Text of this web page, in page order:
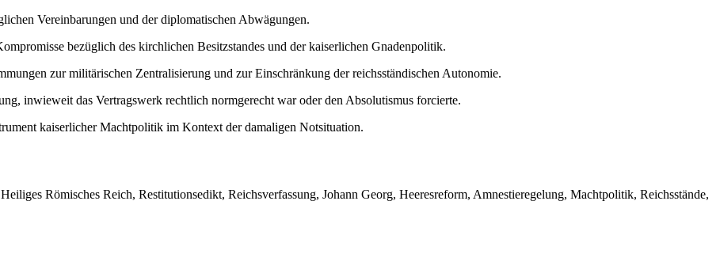
Vereinbarungen und der diplomatischen Abwägungen.
bezüglich des kirchlichen Besitzstandes und der kaiserlichen Gnadenpolitik.
zur militärischen Zentralisierung und zur Einschränkung der reichsständischen Autonomie.
inwieweit das Vertragswerk rechtlich normgerecht war oder den Absolutismus forcierte.
kaiserlicher Machtpolitik im Kontext der damaligen Notsituation.
Römisches Reich, Restitutionsedikt, Reichsverfassung, Johann Georg, Heeresreform, Amnestieregelung, Machtpolitik, Reichsstände,